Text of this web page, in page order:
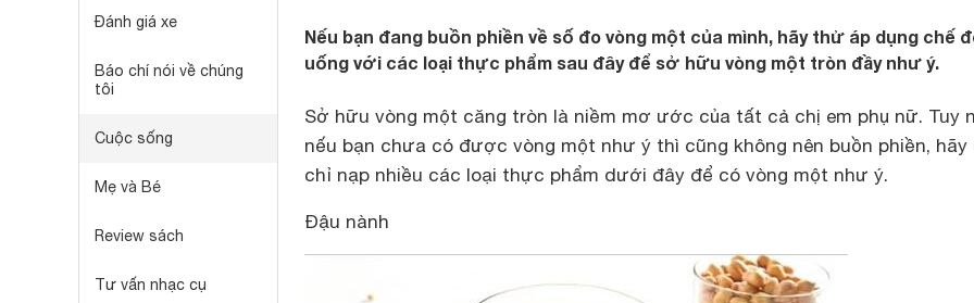
Đánh giá xe
Báo chí nói về chúng
tôi
Cuộc sống
Mẹ và Bé
Review sách
Tư vấn nhạc cụ
Nếu bạn đang buồn phiền về số đo vòng một của mình, hãy thử áp dụng chế
uống với các loại thực phẩm sau đây để sở hữu vòng một tròn đầy như ý.
Sở hữu vòng một căng tròn là niềm mơ ước của tất cả chị em phụ nữ. Tuy
nếu bạn chưa có được vòng một như ý thì cũng không nên buồn phiền, hãy
chỉ nạp nhiều các loại thực phẩm dưới đây để có vòng một như ý.
Đậu nành